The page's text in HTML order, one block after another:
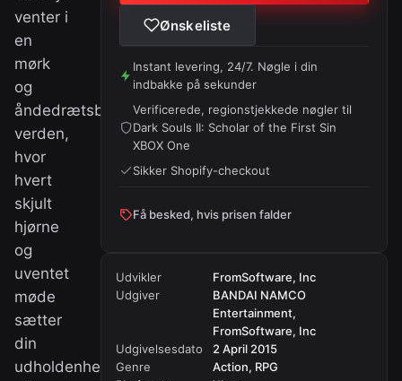
venter i
en
mørk
og
åndedrætsberøvende
verden,
hvor
hvert
skjult
hjørne
og
uventet
møde
sætter
din
udholdenhed
Ønskeliste
Instant levering, 24/7. Nøgle i din
indbakke på sekunder
Verificerede, regionstjekkede nøgler til
Dark Souls II: Scholar of the First Sin
XBOX One
Sikker Shopify-checkout
Få besked, hvis prisen falder
Udvikler
FromSoftware, Inc
Udgiver
BANDAI NAMCO
Entertainment,
FromSoftware, Inc
Udgivelsesdato
2 April 2015
Genre
Action, RPG